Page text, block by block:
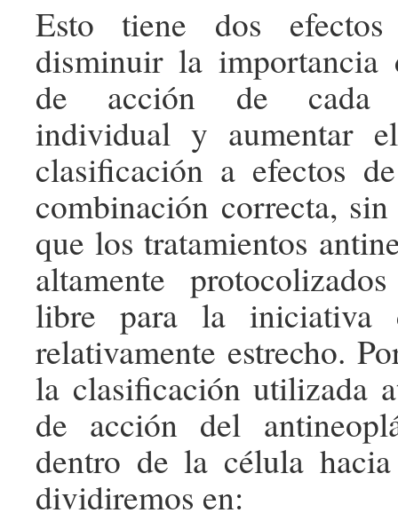
Esto tiene dos efectos
disminuir la importancia
de acción de cada
individual y aumentar
clasificación a efectos
combinación correcta,
que los tratamientos
altamente
libre para la iniciativa
relativamente estrecho.
la clasificación utilizada
de acción del
dentro de la célula
dividiremos en: